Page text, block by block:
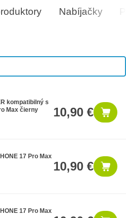
Nabíjačky
kompatibilný s
Max čierny
10,90 €
17 Pro Max
10,90 €
17 Pro Max